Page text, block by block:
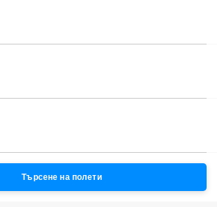
Търсене на полети